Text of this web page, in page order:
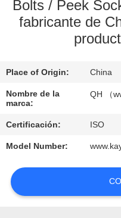
CONTROL
CONTACTO
NOTICIAS
SOLICITAR
UNA
Bolts / Peek
fabricante de
Place of Origin: China
Nombre de la
marca:
QH （
Certificación: ISO
Model Number: